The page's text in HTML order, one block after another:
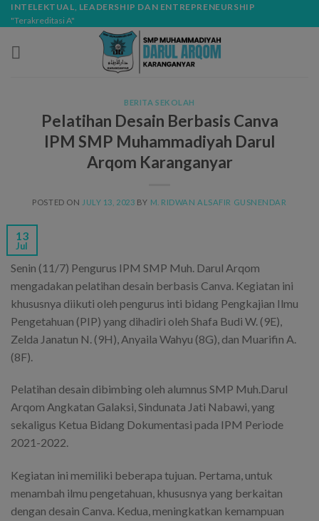
Skip
to
content
INTELEKTUAL, LEADERSHIP DAN ENTREPRENEURSHIP
"Terakreditasi A"
BERITA SEKOLAH
Pelatihan Desain Berbasis Canva
IPM SMP Muhammadiyah Darul
Arqom Karanganyar
POSTED ON JULY 13, 2023 BY M. RIDWAN ALSAFIR GUSNENDAR
13
Jul
Senin (11/7) Pengurus IPM SMP Muh. Darul Arqom
mengadakan pelatihan desain berbasis Canva. Kegiatan ini
khususnya diikuti oleh pengurus inti bidang Pengkajian Ilmu
Pengetahuan (PIP) yang dihadiri oleh Shafa Budi W. (9E),
Zelda Janatun N. (9H), Anyaila Wahyu (8G), dan Muarifin A.
(8F).
Pelatihan desain dibimbing oleh alumnus SMP Muh.Darul
Arqom Angkatan Galaksi, Sindunata Jati Nabawi, yang
sekaligus Ketua Bidang Dokumentasi pada IPM Periode
2021-2022.
Kegiatan ini memiliki beberapa tujuan. Pertama, untuk
menambah ilmu pengetahuan, khususnya yang berkaitan
dengan desain Canva. Kedua, meningkatkan kemampuan
modal-check